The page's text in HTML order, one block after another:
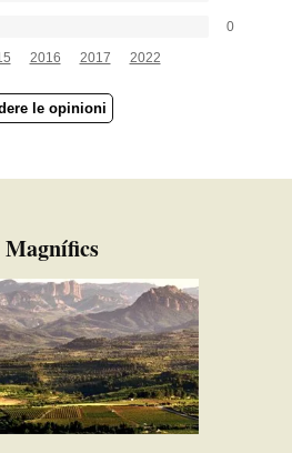
0
2016 2017 2022
le opinioni
Magnífics